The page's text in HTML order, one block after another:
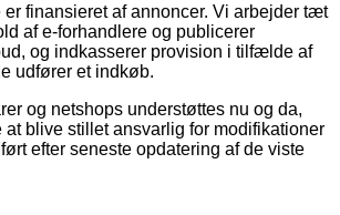
er finansieret af annoncer. Vi arbejder tæt
af e-forhandlere og publicerer
og indkasserer provision i tilfælde af
udfører et indkøb.
og netshops understøttes nu og da,
at blive stillet ansvarlig for modifikationer
efter seneste opdatering af de viste